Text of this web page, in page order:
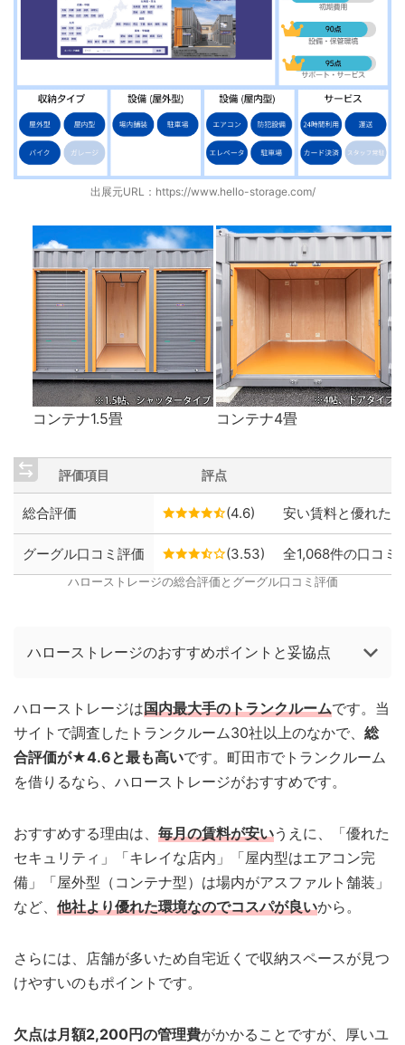
出展元URL： https://www.hello-storage.com/
コンテナ1.5畳 コンテナ4畳
評価項目 評点
総合評価 (4.6) 安い賃料と優れた
グーグル口コミ評価 (3.53) 全1,068件の口コミ
ハローストレージの総合評価とグーグル口コミ評価
ハローストレージのおすすめポイントと妥協点
ハローストレージは国内最大手のトランクルームです。当
サイトで調査したトランクルーム30社以上のなかで、 総
合評価が★4.6と最も高いです。町田市でトランクルーム
を借りるなら、ハローストレージがおすすめです。
おすすめする理由は、 毎月の賃料が安いうえに、「優れた
セキュリティ」「キレイな店内」「屋内型はエアコン完
備」「屋外型（コンテナ型）は場内がアスファルト舗装」
など、 他社より優れた環境なのでコスパが良いから。
さらには、店舗が多いため自宅近くで収納スペースが見つ
けやすいのもポイントです。
欠点は月額2,200円の管理費がかかることですが、厚いユ